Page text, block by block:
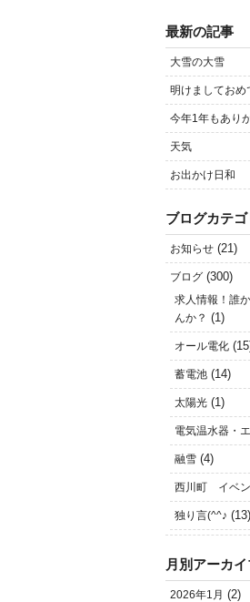
最新の記事
大雪の大雪
明けましておめ
今年1年もあり
天気
お出かけ日和
ブログカテゴ
お知らせ (21)
ブログ (300)
求人情報！誰
んか？ (1)
オール電化
蓄電池 (14)
太陽光 (1)
電気温水器・
融雪 (4)
西川町 イベン
独り言(^^♪ (13)
月別アーカ
2026年1月 (2)